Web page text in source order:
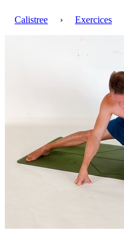
Calistree › Exercices